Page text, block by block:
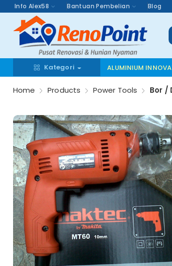
Info Alex58 Bantuan Pembelian Blog
Kategori ALUMINIUM
Home Products Power Tools Bor /